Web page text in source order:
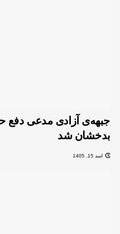
جبهه‌ی آزادی مدعی دفع
بدخشان شد
اسد 15, 1405